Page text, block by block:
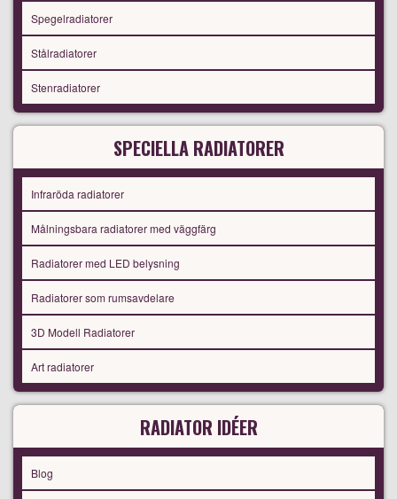
Spegelradiatorer
Stålradiatorer
Stenradiatorer
SPECIELLA RADIATORER
Infraröda radiatorer
Målningsbara radiatorer med väggfärg
Radiatorer med LED belysning
Radiatorer som rumsavdelare
3D Modell Radiatorer
Art radiatorer
RADIATOR IDÉER
Blog